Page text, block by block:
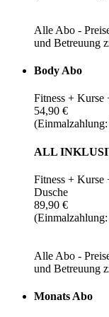
Alle Abo -
und Betreuung
Body Abo
Fitness + Kurse
54,90 €
ALL
Fitness + Kurse
Dusche
89,90 €
Alle Abo -
und Betreuung
Monats Abo